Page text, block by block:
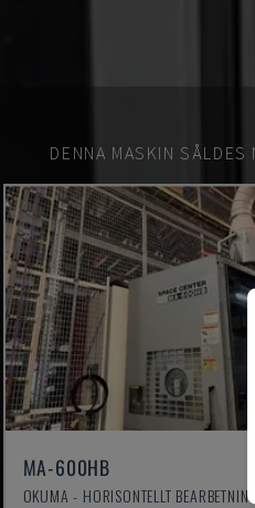
DENNA MASKIN SÅLDES
MA-600HB
OKUMA - HORISONTELLT